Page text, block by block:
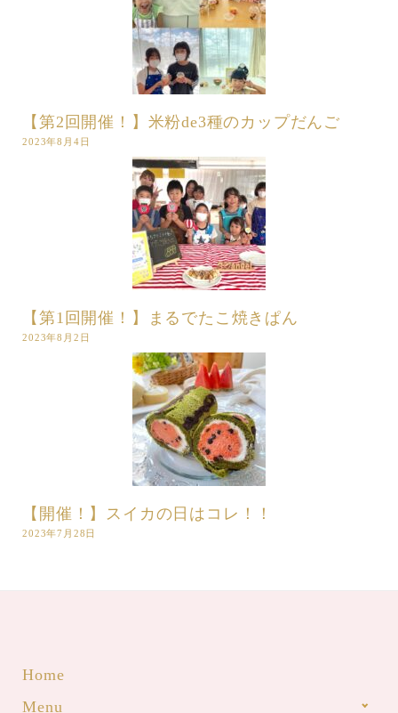
【第2回開催！】米粉de3種のカップだんご
2023年8月4日
【第1回開催！】まるでたこ焼きぱん
2023年8月2日
【開催！】スイカの日はコレ！！
2023年7月28日
Home
Menu